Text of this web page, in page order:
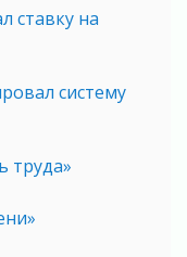
ставку на
систему
труда»